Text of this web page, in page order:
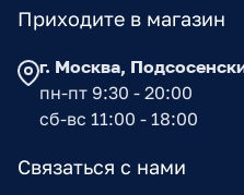
Приходите в магазин
г. Москва,
пн-пт 9:30 - 20:00
сб-вс 11:00 - 18:00
Связаться с нами